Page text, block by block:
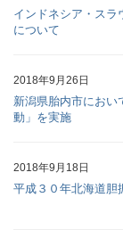
インドネシア・スラ
について
2018年9月26日
新潟県胎内市におい
動」を実施
2018年9月18日
平成３０年北海道胆